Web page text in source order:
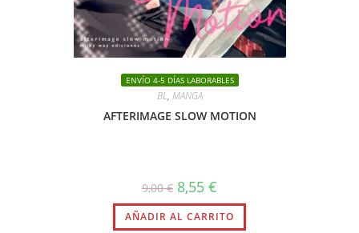
ENVÍO 4-5 DÍAS LABORABLES
BL, MANGA
AFTERIMAGE SLOW MOTION
9,00€ El
precio
original
era:
9,00 €.
8,55 €
actual
es:
8,55 €.
AÑADIR AL CARRITO